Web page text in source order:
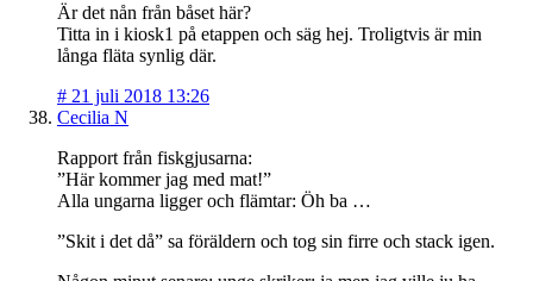
Är det nån från båset här?
Titta in i kiosk1 på etappen och säg hej. Troligtvis är min
långa fläta synlig där.
# 21 juli 2018 13:26
Cecilia N
Rapport från fiskgjusarna:
”Här kommer jag med mat!”
Alla ungarna ligger och flämtar: Öh ba …
”Skit i det då” sa föräldern och tog sin firre och stack igen.